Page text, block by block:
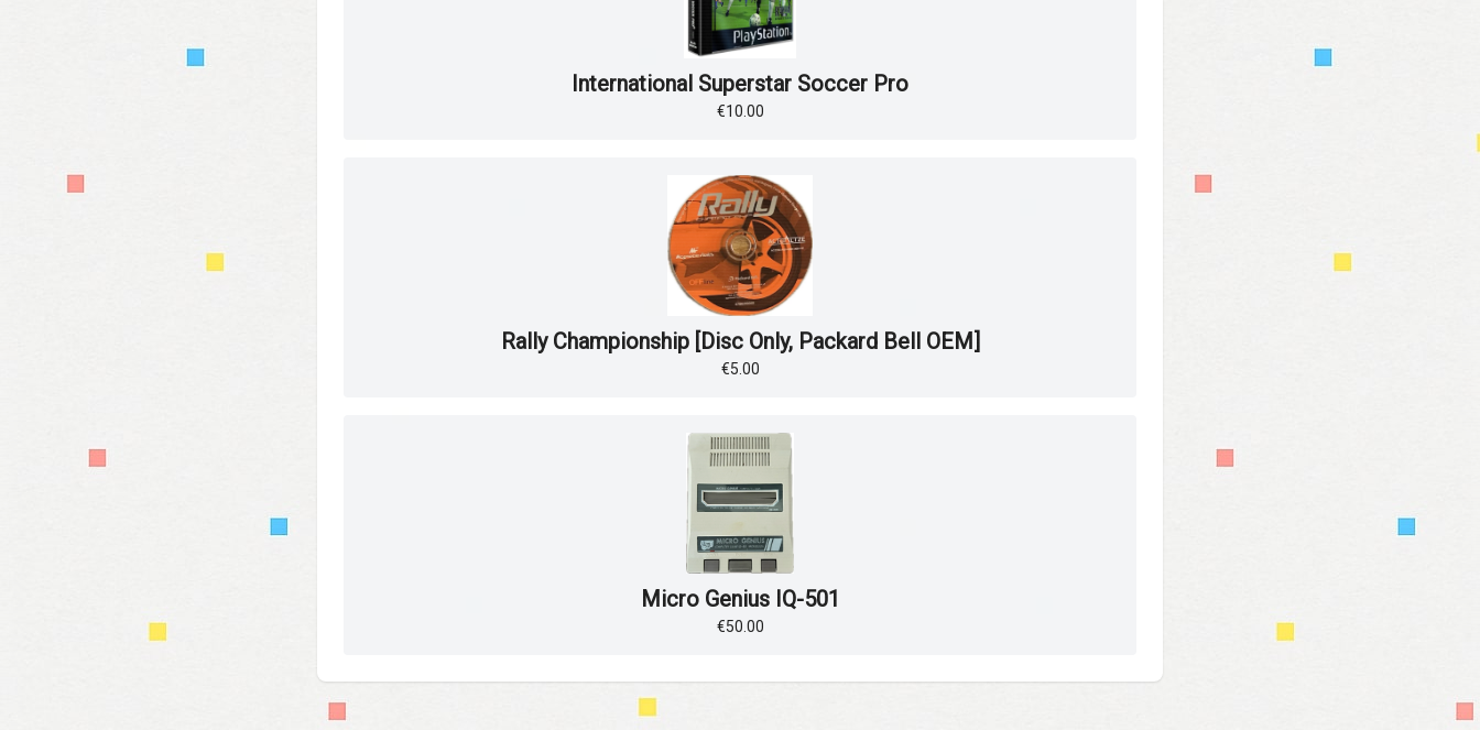
International Superstar Soccer Pro
€10.00
Rally Championship [Disc Only, Packard Bell OEM]
€5.00
Micro Genius IQ-501
€50.00